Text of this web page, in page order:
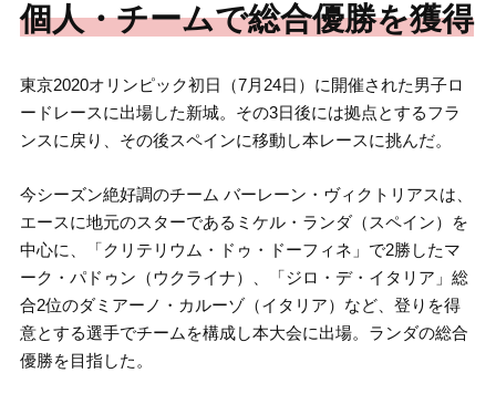
個人・チームで総合優勝を獲得
東京2020オリンピック初日（7月24日）に開催された男子ロ
ードレースに出場した新城。その3日後には拠点とするフラ
ンスに戻り、その後スペインに移動し本レースに挑んだ。
今シーズン絶好調のチーム バーレーン・ヴィクトリアスは、
エースに地元のスターであるミケル・ランダ（スペイン）を
中心に、「クリテリウム・ドゥ・ドーフィネ」で2勝したマ
ーク・パドゥン（ウクライナ）、「ジロ・デ・イタリア」総
合2位のダミアーノ・カルーゾ（イタリア）など、登りを得
意とする選手でチームを構成し本大会に出場。ランダの総合
優勝を目指した。